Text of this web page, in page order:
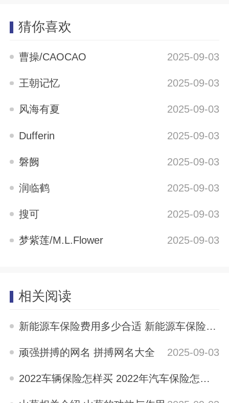
猜你喜欢
曹操/CAOCAO 2025-09-03
王朝记忆 2025-09-03
风海有夏 2025-09-03
Dufferin 2025-09-03
磐阙 2025-09-03
润临鹤 2025-09-03
搜可 2025-09-03
梦紫莲/M.L.Flower 2025-09-03
相关阅读
新能源车保险费用多少合适 新能源车保险费用多少
顽强拼搏的网名 拼搏网名大全 2025-09-03
2022车辆保险怎样买 2022年汽车保险怎么买比较划算